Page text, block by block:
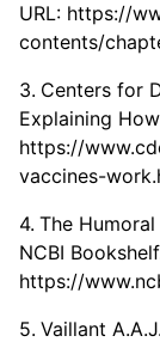
URL: https://
contents/
Centers for
Explaining
https://
vaccines-
The
NCBI
https://
Vaillant